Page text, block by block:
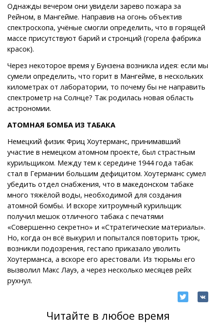
Однажды вечером они увидели зарево пожара за
Рейном, в Мангейме. Направив на огонь объектив
спектроскопа, учёные смогли определить, что в горящей
массе присутствуют барий и стронций (горела фабрика
красок).
Через некоторое время у Бунзена возникла идея: если мы
сумели определить, что горит в Мангейме, в нескольких
километрах от лаборатории, то почему бы не направить
спектрометр на Солнце? Так родилась новая область
астрономии.
АТОМНАЯ БОМБА ИЗ ТАБАКА
Немецкий физик Фриц Хоутерманс, принимавший
участие в немецком атомном проекте, был страстным
курильщиком. Между тем к середине 1944 года табак
стал в Германии большим дефицитом. Хоутерманс сумел
убедить отдел снабжения, что в македонском табаке
много тяжёлой воды, необходимой для создания
атомной бомбы. И вскоре хитроумный курильщик
получил мешок отличного табака с печатями
«Совершенно секретно» и «Стратегические материалы».
Но, когда он всё выкурил и попытался повторить трюк,
возникли подозрения, гестапо приказало уволить
Хоутерманса, а вскоре его арестовали. Из тюрьмы его
вызволил Макс Лауэ, а через несколько месяцев рейх
рухнул.
Читайте в любое время